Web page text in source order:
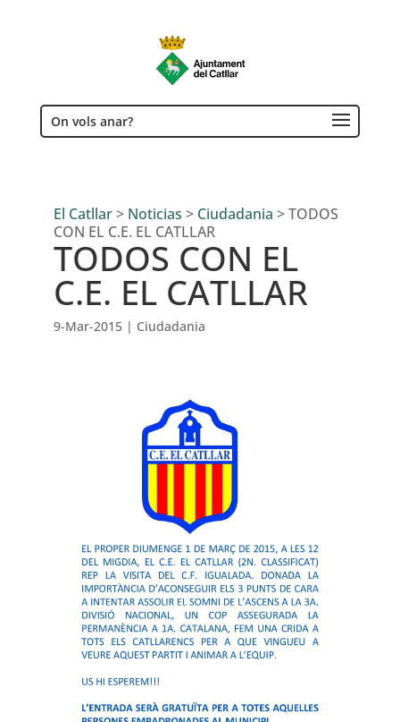
On vols anar?
El Catllar> Noticias > Ciudadania >TODOS
CON EL C.E. EL CATLLAR
TODOS CON EL
C.E. EL CATLLAR
9-Mar-2015| Ciudadania